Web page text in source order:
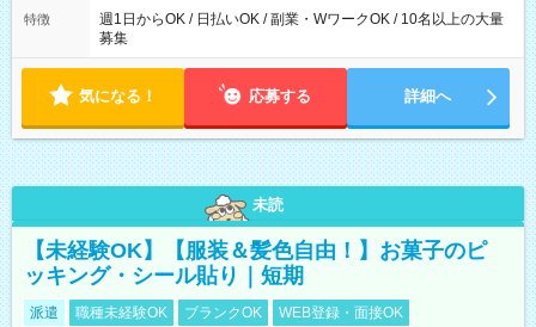
特徴
週1日からOK / 日払いOK / 副業・WワークOK / 10名以上の大量
募集
気になる！ 応募する 詳細へ
未読
【未経験OK】【服装＆髪色自由！】お菓子のピ
ッキング・シール貼り｜短期
派遣 職種未経験OK ブランクOK WEB登録・面接OK